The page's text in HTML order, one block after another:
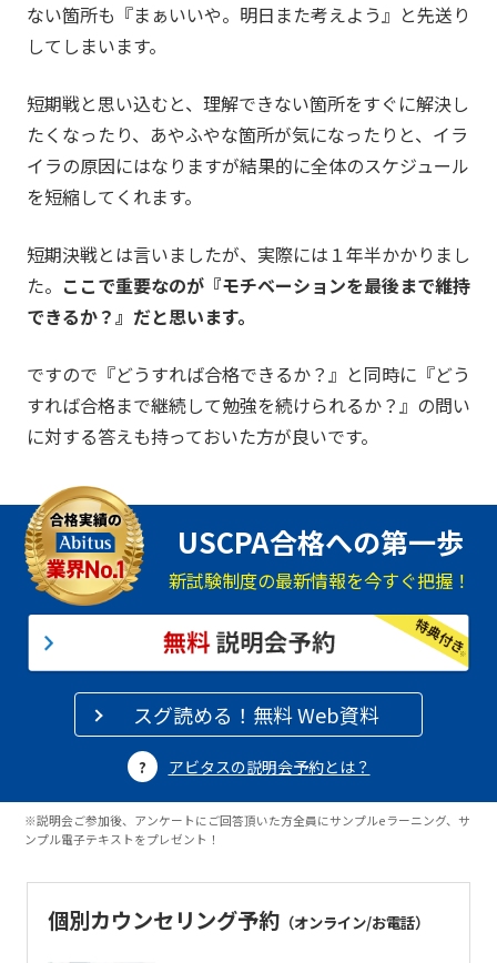
ない箇所も『まぁいいや。明日また考えよう』と先送り
してしまいます。
短期戦と思い込むと、理解できない箇所をすぐに解決し
たくなったり、あやふやな箇所が気になったりと、イラ
イラの原因にはなりますが結果的に全体のスケジュール
を短縮してくれます。
短期決戦とは言いましたが、実際には１年半かかりまし
た。 ここで重要なのが『モチベーションを最後まで維持
できるか？』だと思います。
ですので『どうすれば合格できるか？』と同時に『どう
すれば合格まで継続して勉強を続けられるか？』の問い
に対する答えも持っておいた方が良いです。
USCPA合格への第一歩
新試験制度の最新情報を今すぐ把握！
スグ読める！無料 Web資料
アビタスの説明会予約とは？
※説明会ご参加後、アンケートにご回答頂いた方全員にサンプルeラーニング、サ
ンプル電子テキストをプレゼント！
個別カウンセリング予約（オンライン/お電話）